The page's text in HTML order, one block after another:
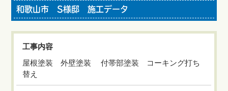
和歌山市 S様邸 施工データ
工事内容
屋根塗装 外壁塗装 付帯部塗装 コーキング打ち
替え